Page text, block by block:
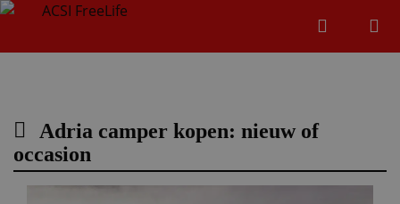
Adria camper kopen: nieuw of
occasion